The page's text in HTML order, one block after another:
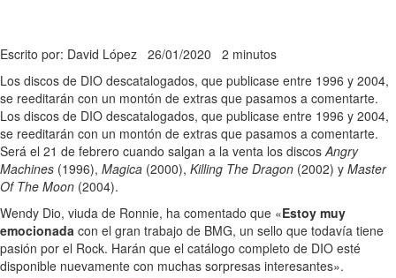
Escrito por: David López 26/01/2020 2 minutos
Los discos de DIO descatalogados, que publicase entre 1996 y 2004,
se reeditarán con un montón de extras que pasamos a comentarte.
Los discos de DIO descatalogados, que publicase entre 1996 y 2004,
se reeditarán con un montón de extras que pasamos a comentarte.
Será el 21 de febrero cuando salgan a la venta los discosAngry
Machines (1996), Magica (2000), Killing The Dragon (2002) y Master
Of The Moon (2004).
Wendy Dio, viuda de Ronnie, ha comentado que «Estoy muy
emocionada con el gran trabajo de BMG, un sello que todavía tiene
pasión por el Rock. Harán que el catálogo completo de DIO esté
disponible nuevamente con muchas sorpresas interesantes».